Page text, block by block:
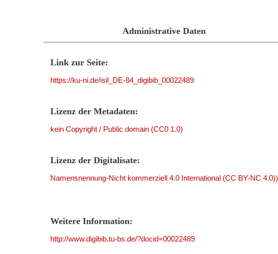
Administrative Daten
Link zur Seite:
https://ku-ni.de/isil_DE-84_digibib_00022489
Lizenz der Metadaten:
kein Copyright / Public domain (CC0 1.0)
Lizenz der Digitalisate:
Namensnennung-Nicht kommerziell 4.0 International (CC BY-NC 4.0))
Weitere Information:
http://www.digibib.tu-bs.de/?docid=00022489